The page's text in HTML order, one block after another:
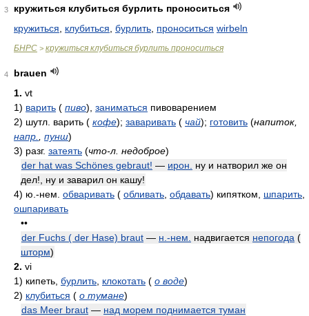
3
кружиться клубиться бурлить проноситься
кружиться
клубиться бурлить проноситься wirbeln
БНРС > кружиться клубиться бурлить проноситься
4
brauen
1. vt
1) варить ( пиво) заниматься пивоварением
2) шутл. варить ( кофе); заваривать ( чай); готовить (напиток,
напр.
пунш)
3) разг. затеять (что-л. недоброе)
der hat was Schönes gebraut! — ирон.
ну и натворил же он
дел!, ну и заварил он кашу!
4) ю.-нем. обваривать ( обливать обдавать) кипятком, шпарить
ошпаривать
••
der Fuchs ( der Hase) braut — н.-нем. надвигается непогода (
шторм)
2. vi
1) кипеть, бурлить клокотать ( о воде)
2) клубиться ( о тумане)
das Meer braut — над морем поднимается туман